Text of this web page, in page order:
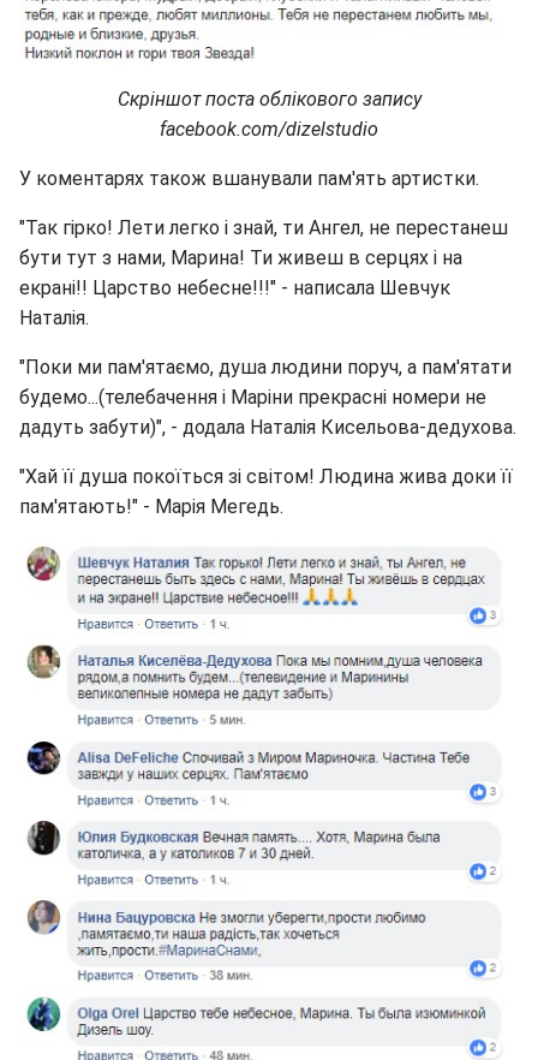
Скріншот поста облікового запису
facebook.com/dizelstudio
У коментарях також вшанували пам'ять артистки.
"Так гірко! Лети легко і знай, ти Ангел, не перестанеш
бути тут з нами, Марина! Ти живеш в серцях і на
екрані!! Царство небесне!!!" - написала Шевчук
Наталія.
"Поки ми пам'ятаємо, душа людини поруч, а пам'ятати
будемо...(телебачення і Маріни прекрасні номери не
дадуть забути)", - додала Наталія Кисельова-дедухова.
"Хай її душа покоїться зі світом! Людина жива доки її
пам'ятають!" - Марія Мегедь.